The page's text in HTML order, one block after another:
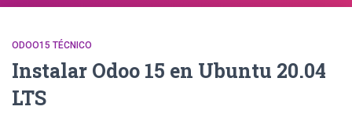
ODOO15 TÉCNICO
Instalar Odoo 15 en Ubuntu 20.04
LTS